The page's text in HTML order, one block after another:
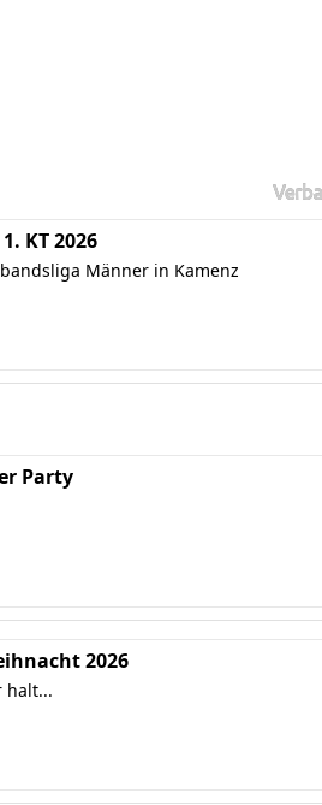
KT 2026
Männer in Kamenz
Party
2026
halt...